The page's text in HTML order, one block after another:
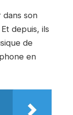
dans son
depuis, ils
de
en